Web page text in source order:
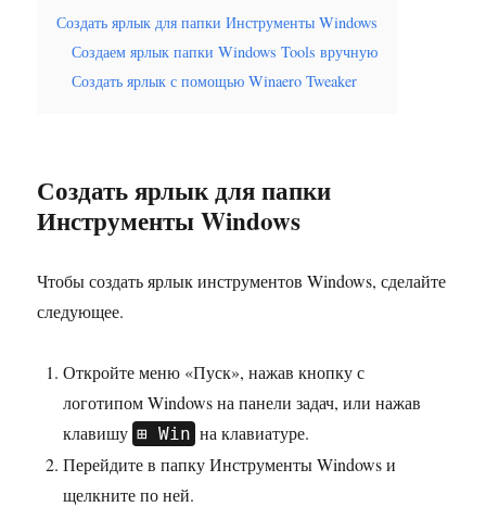
Создать ярлык для папки Инструменты Windows
Создаем ярлык папки Windows Tools вручную
Создать ярлык с помощью Winaero Tweaker
Создать ярлык для папки
Инструменты Windows
Чтобы создать ярлык инструментов Windows, сделайте
следующее.
Откройте меню «Пуск», нажав кнопку с
логотипом Windows на панели задач, или нажав
клавишу
Win на клавиатуре.
Перейдите в папку Инструменты Windows и
щелкните по ней.